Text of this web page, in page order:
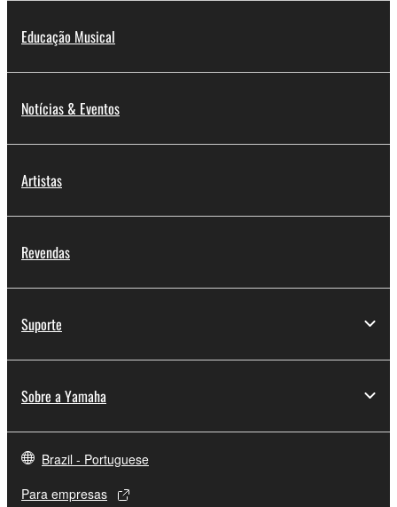
Educação Musical
Notícias & Eventos
Artistas
Revendas
Suporte
Sobre a Yamaha
Brazil - Portuguese
Para empresas